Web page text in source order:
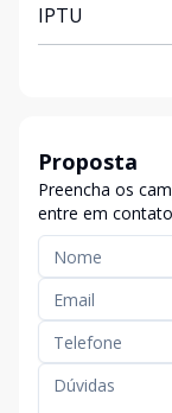
IPTU
Proposta
Preencha os
entre em contato